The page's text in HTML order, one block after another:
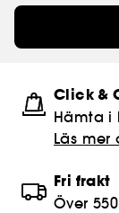
Click &
Hämta i
Läs mer
Fri frakt
Över